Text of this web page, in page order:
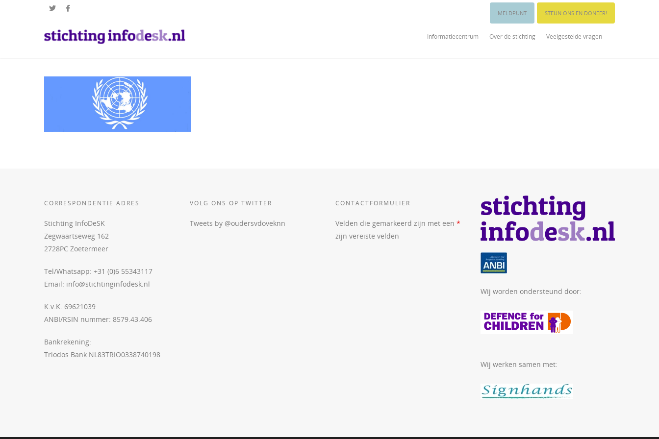
MELDPUNT STEUN ONS EN DONEER!
Informatiecentrum Over de stichting Veelgestelde vragen
CORRESPONDENTIE ADRES
Stichting InfoDeSK
Zegwaartseweg 162
2728PC Zoetermeer
Tel/Whatsapp: +31 (0)6 55343117
Email: info@stichtinginfodesk.nl
K.v.K. 69621039
ANBI/RSIN nummer: 8579.43.406
Bankrekening:
Triodos Bank NL83TRIO0338740198
VOLG ONS OP TWITTER
Tweets by @oudersvdoveknn
CONTACTFORMULIER
Velden die gemarkeerd zijn met een *
zijn vereiste velden
Wij worden ondersteund door:
Wij werken samen met: